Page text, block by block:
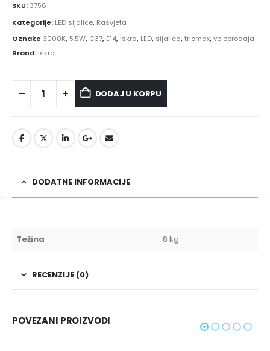
SKU:3756
Kategorije: LED sijalice, Rasvjeta
Oznake 3000K, 5.5W, C37, E14, iskra, LED, sijalica,triomax,veleprodaja
Brand: Iskra
DODAJ U KORPU
DODATNE INFORMACIJE
Težina 8 kg
RECENZIJE (0)
POVEZANI PROIZVODI